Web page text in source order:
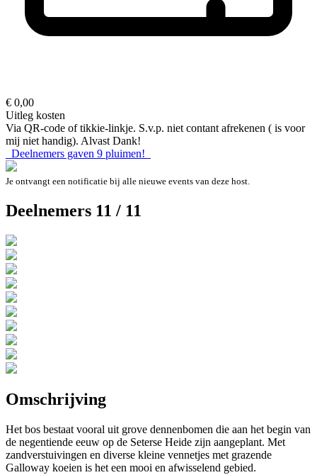
€ 0,00
Uitleg kosten
Via QR-code of tikkie-linkje. S.v.p. niet contant afrekenen ( is voor
mij niet handig). Alvast Dank!
Deelnemers gaven 9 pluimen!
Je ontvangt een notificatie bij alle nieuwe events van deze host.
Deelnemers 11 / 11
Omschrijving
Het bos bestaat vooral uit grove dennenbomen die aan het begin van
de negentiende eeuw op de Seterse Heide zijn aangeplant. Met
zandverstuivingen en diverse kleine vennetjes met grazende
Galloway koeien is het een mooi en afwisselend gebied.